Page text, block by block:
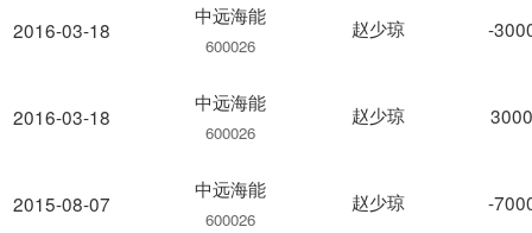
2016-03-18
2016-03-18
2015-08-07
中远海能
600026
赵少琼 -
中远海能
600026
赵少琼
中远海能
600026
赵少琼 -